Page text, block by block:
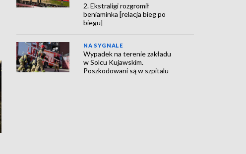
2. Ekstraligi rozgromił
beniaminka [relacja bieg po
biegu]
NA SYGNALE
Wypadek na terenie zakładu
w Solcu Kujawskim.
Poszkodowani są w szpitalu